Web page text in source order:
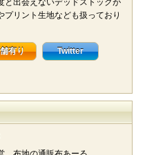
と出会えないデッドストックが
リント生地なども扱っており
有り Twitter